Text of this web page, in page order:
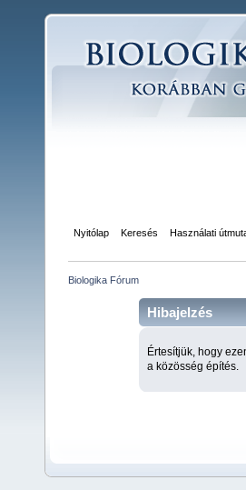
Nyitólap Keresés Használati
Biologika Fórum
Hibajelzés
Értesítjük, hogy
a közösség építés.